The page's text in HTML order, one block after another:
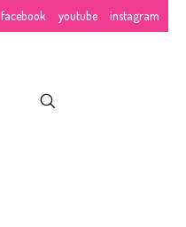
facebook youtube instagram